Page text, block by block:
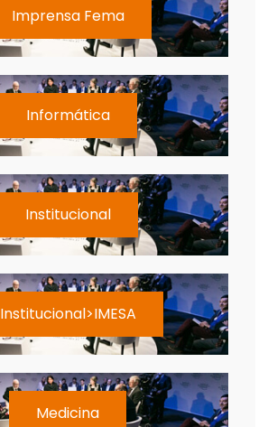
Imprensa Fema
Informática
Institucional
Institucional>IMESA
Medicina